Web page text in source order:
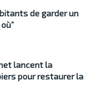
de garder un
lancent la
pour restaurer la